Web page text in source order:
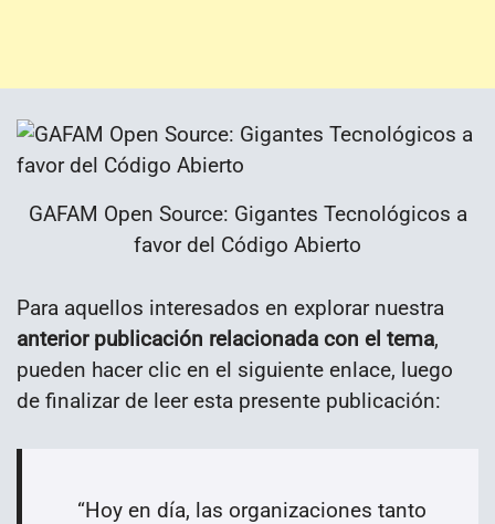
GAFAM Open Source: Gigantes Tecnológicos a
favor del Código Abierto
Para aquellos interesados en explorar nuestra
anterior publicación relacionada con el tema,
pueden hacer clic en el siguiente enlace, luego
de finalizar de leer esta presente publicación:
“Hoy en día, las organizaciones tanto